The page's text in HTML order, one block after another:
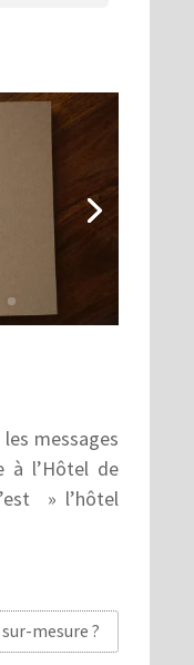
messages
à l’Hôtel de
» l’hôtel
mesure ?